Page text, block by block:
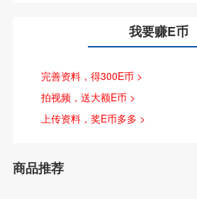
我要赚E币
完善资料，得300E币 >
拍视频，送大额E币 >
上传资料，奖E币多多 >
商品推荐